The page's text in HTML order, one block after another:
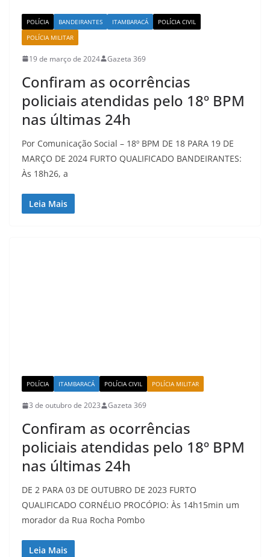
POLÍCIA BANDEIRANTES ITAMBARACÁ
POLÍCIA CIVIL
POLÍCIA MILITAR
19 de março de 2024 Gazeta 369
Confiram as ocorrências
policiais atendidas pelo 18º BPM
nas últimas 24h
Por Comunicação Social – 18º BPM DE 18 PARA 19 DE
MARÇO DE 2024 FURTO QUALIFICADO BANDEIRANTES:
Às 18h26, a
Leia Mais
POLÍCIA ITAMBARACÁ POLÍCIA CIVIL POLÍCIA MILITAR
3 de outubro de 2023 Gazeta 369
Confiram as ocorrências
policiais atendidas pelo 18º BPM
nas últimas 24h
DE 2 PARA 03 DE OUTUBRO DE 2023 FURTO
QUALIFICADO CORNÉLIO PROCÓPIO: Às 14h15min um
morador da Rua Rocha Pombo
Leia Mais